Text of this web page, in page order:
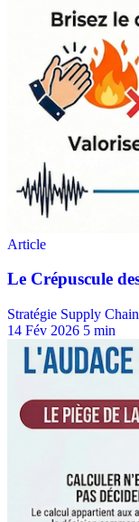
Stratégie Supply Chain
14 Fév 2026 5 min